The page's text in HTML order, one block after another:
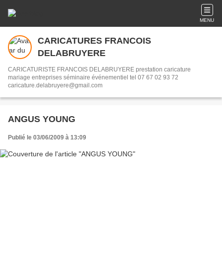
MENU
CARICATURES FRANCOIS
DELABRUYERE
CARICATURISTE FRANCOIS DELABRUYERE prestation caricature
mariage entreprises séminaire événementiel tel 07 67 02 93 72
caricature.delabruyere@gmail.com
ANGUS YOUNG
Publié le 03/06/2009 à 13:09